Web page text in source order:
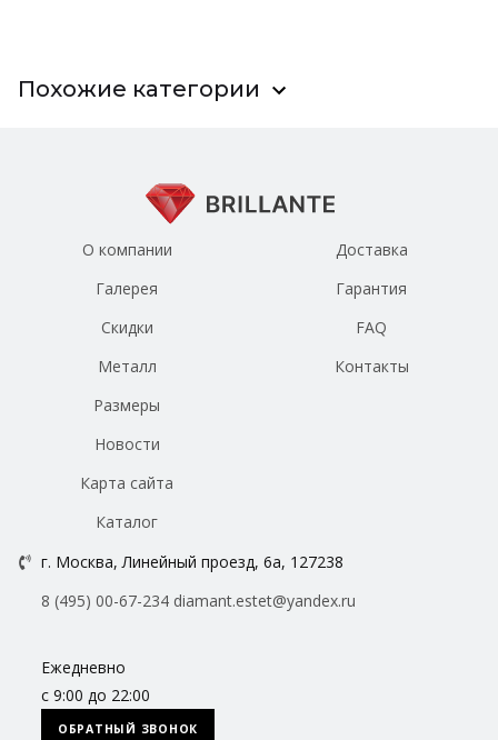
Похожие категории
О компании
Галерея
Скидки
Металл
Размеры
Новости
Доставка
Гарантия
FAQ
Контакты
Карта сайта
Каталог
г. Москва, Линейный проезд, 6а, 127238
8 (495) 00-67-234 diamant.estet@yandex.ru
Ежедневно
с 9:00 до 22:00
ОБРАТНЫЙ ЗВОНОК